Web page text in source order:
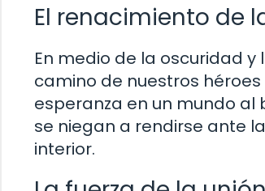
El renacimiento de
En medio de la oscuridad
camino de nuestros
esperanza en un mundo
se niegan a rendirse ante
interior.